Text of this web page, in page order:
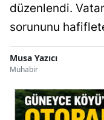
düzenlendi.
sorununu
Musa Yazıcı
Muhabir